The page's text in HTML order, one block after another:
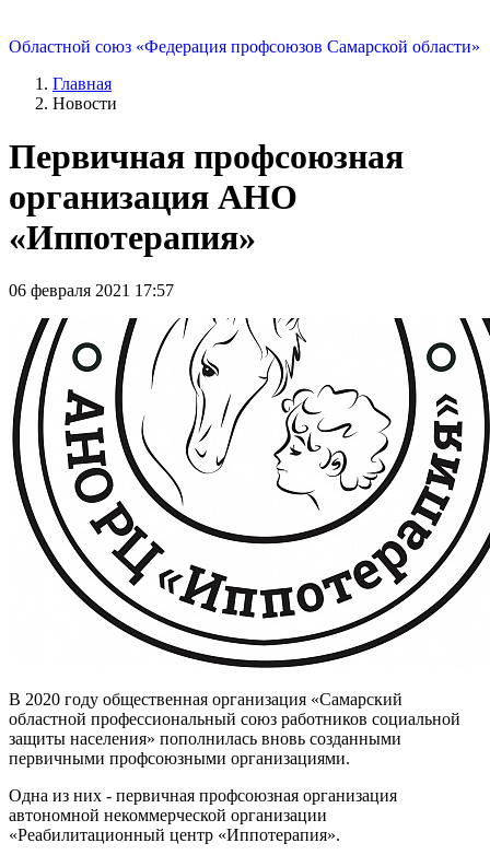
Областной союз «Федерация профсоюзов Самарской области»
Главная
Новости
Первичная профсоюзная
организация АНО
«Иппотерапия»
06 февраля 2021 17:57
В 2020 году общественная организация «Самарский
областной профессиональный союз работников социальной
защиты населения» пополнилась вновь созданными
первичными профсоюзными организациями.
Одна из них - первичная профсоюзная организация
автономной некоммерческой организации
«Реабилитационный центр «Иппотерапия».